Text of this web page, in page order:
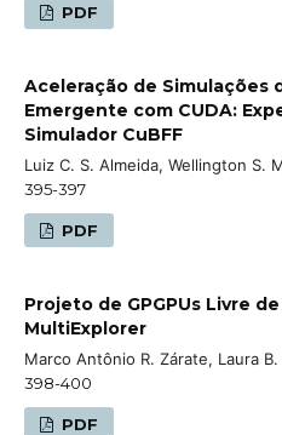
PDF
Aceleração de Simulações
Emergente com CUDA:
Simulador CuBFF
Luiz C. S. Almeida, Wellington S.
395-397
PDF
Projeto de GPGPUs Livre
MultiExplorer
Marco Antônio R. Zárate, Laura
398-400
PDF